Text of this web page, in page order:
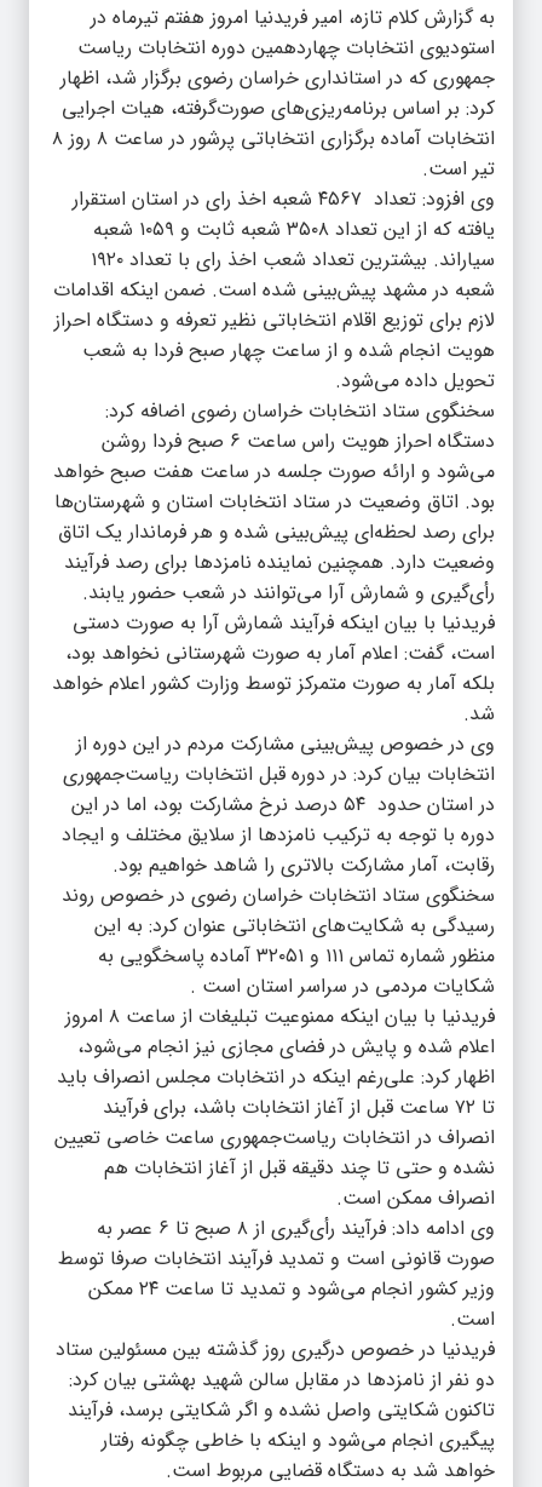
به گزارش کلام تازه، امیر فریدنیا امروز هفتم تیرماه در
استودیوی انتخابات چهاردهمین دوره انتخابات ریاست
جمهوری که در استانداری خراسان رضوی برگزار شد، اظهار
کرد: بر اساس برنامه‌ریزی‌های صورت‌گرفته، هیات اجرایی
انتخابات آماده برگزاری انتخاباتی پرشور در ساعت ۸ روز ۸
تیر است.
وی افزود: تعداد ۴۵۶۷ شعبه اخذ رای در استان استقرار
یافته که از این تعداد ۳۵۰۸ شعبه ثابت و ۱۰۵۹ شعبه
سیاراند. بیشترین تعداد شعب اخذ رای با تعداد ۱۹۲۰
شعبه در مشهد پیش‌بینی شده است. ضمن اینکه اقدامات
لازم برای توزیع اقلام انتخاباتی نظیر تعرفه و دستگاه احراز
هویت انجام شده و از ساعت چهار صبح فردا به شعب
تحویل داده می‌شود.
سخنگوی ستاد انتخابات خراسان رضوی اضافه کرد:
دستگاه احراز هویت راس ساعت ۶ صبح فردا روشن
می‌شود و ارائه صورت جلسه در ساعت هفت صبح خواهد
بود. اتاق وضعیت در ستاد انتخابات استان و شهرستان‌ها
برای رصد لحظه‌ای پیش‌بینی شده و هر فرماندار یک اتاق
وضعیت دارد. همچنین نماینده نامزدها برای رصد فرآیند
رأی‌گیری و شمارش آرا می‌توانند در شعب حضور یابند.
فریدنیا با بیان اینکه فرآیند شمارش آرا به صورت دستی
است، گفت: اعلام آمار به صورت شهرستانی نخواهد بود،
بلکه آمار به صورت متمرکز توسط وزارت کشور اعلام خواهد
شد.
وی در خصوص پیش‌بینی مشارکت مردم در این دوره از
انتخابات بیان کرد: در دوره قبل انتخابات ریاست‌جمهوری
در استان حدود ۵۴ درصد نرخ مشارکت بود، اما در این
دوره با توجه به ترکیب نامزدها از سلایق مختلف و ایجاد
رقابت، آمار مشارکت بالاتری را شاهد خواهیم بود.
سخنگوی ستاد انتخابات خراسان رضوی در خصوص روند
رسیدگی به شکایت‌های انتخاباتی عنوان کرد: به این
منظور شماره تماس ۱۱۱ و ۳۲۰۵۱ آماده پاسخگویی به
شکایات مردمی در سراسر استان است .
فریدنیا با بیان اینکه ممنوعیت تبلیغات از ساعت ۸ امروز
اعلام شده و پایش در فضای مجازی نیز انجام می‌شود،
اظهار کرد: علی‌رغم اینکه در انتخابات مجلس انصراف باید
تا ۷۲ ساعت قبل از آغاز انتخابات باشد، برای فرآیند
انصراف در انتخابات ریاست‌جمهوری ساعت خاصی تعیین
نشده و حتی تا چند دقیقه قبل از آغاز انتخابات هم
انصراف ممکن است.
وی ادامه داد: فرآیند رأی‌گیری از ۸ صبح تا ۶ عصر به
صورت قانونی است و تمدید فرآیند انتخابات صرفا توسط
وزیر کشور انجام می‌شود و تمدید تا ساعت ۲۴ ممکن
است.
فریدنیا در خصوص درگیری روز گذشته بین مسئولین ستاد
دو نفر از نامزدها در مقابل سالن شهید بهشتی بیان کرد:
تاکنون شکایتی واصل نشده و اگر شکایتی برسد، فرآیند
پیگیری انجام می‌شود و اینکه با خاطی چگونه رفتار
خواهد شد به دستگاه قضایی مربوط است.